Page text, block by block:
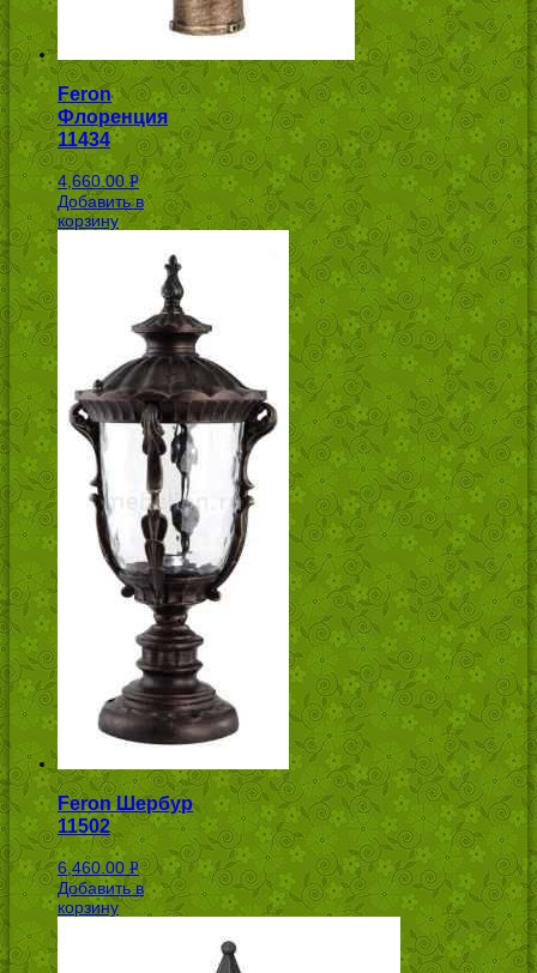
Feron
Флоренция
11434
4,660.00Р
УБ.
Добавить в
корзину
Feron Шербур
11502
6,460.00 Р
УБ.
Добавить в
корзину